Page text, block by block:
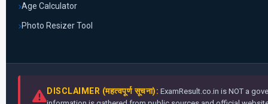
Age Calculator
Photo Resizer Tool
DISCLAIMER (महत्वपूर्ण सूचना): ExamResult.co.in is NOT a